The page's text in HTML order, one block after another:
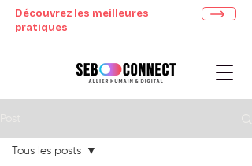
Découvrez les meilleures
pratiques
Tous les posts